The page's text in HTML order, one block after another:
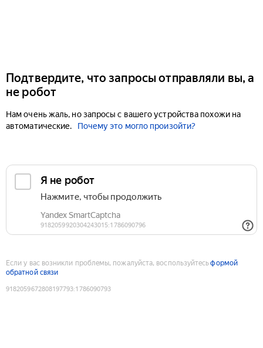
Подтвердите, что запросы отправляли вы, а
не робот
Нам очень жаль, но запросы с вашего устройства похожи на
автоматические.
Почему это могло произойти?
Если у вас возникли проблемы, пожалуйста, воспользуйтесьформой
обратной связи
9182059672808197793:1786090793